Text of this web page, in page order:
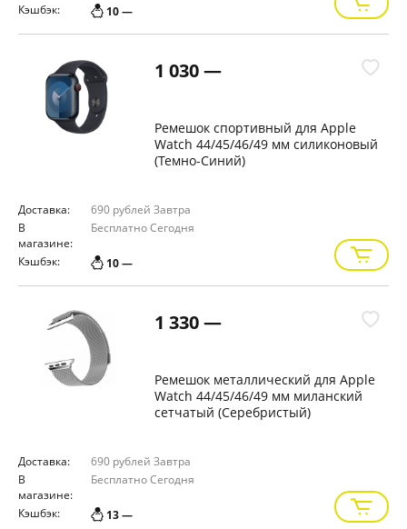
Кэшбэк: 10 —
1 030 —
Ремешок спортивный для Apple
Watch 44/45/46/49 мм силиконовый
(Темно-Синий)
Доставка: 690 рублей Завтра
В
магазине:
БесплатноСегодня
Кэшбэк: 10 —
1 330 —
Ремешок металлический для Apple
Watch 44/45/46/49 мм миланский
сетчатый (Серебристый)
Доставка: 690 рублей Завтра
В
магазине:
БесплатноСегодня
Кэшбэк: 13 —